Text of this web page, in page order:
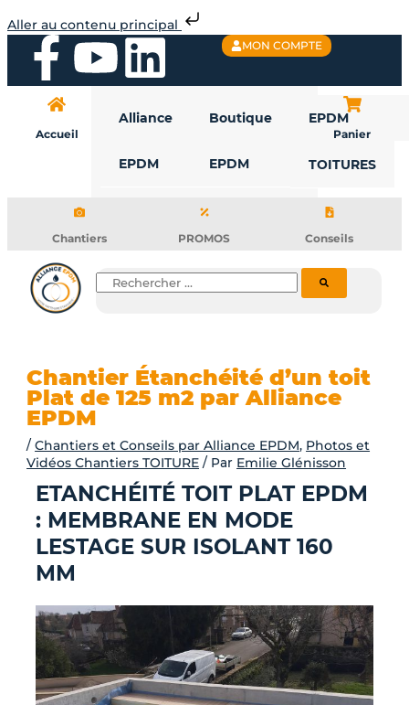
Aller au contenu principal
au
contenuF
a
c
b
o
o
k
-
f
Y
o
u
u
b
L
i
n
d
n
MON COMPTE
Accueil
Alliance
EPDM
Boutique
EPDM
EPDM
TOITURES
Panier
Chantiers PROMOS Conseils
Rechercher
Chantier Étanchéité d’un toit
Plat de 125 m2 par Alliance
EPDM
/Chantiers et Conseils par Alliance EPDM, Photos et
Vidéos Chantiers TOITURE / Par Emilie Glénisson
ETANCHÉITÉ TOIT PLAT EPDM
: MEMBRANE EN MODE
LESTAGE SUR ISOLANT 160
MM